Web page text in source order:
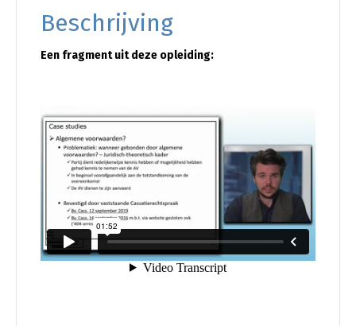
Beschrijving
Een fragment uit deze opleiding: